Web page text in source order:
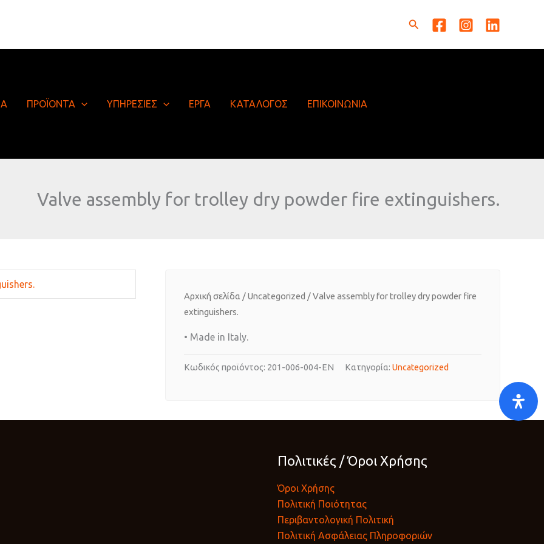
Αναζήτηση
ΠΡΟΪΟΝΤΑ ΥΠΗΡΕΣΙΕΣ ΕΡΓΑ ΚΑΤΑΛΟΓΟΣ ΕΠΙΚΟΙΝΩΝΙΑ
Valve assembly for trolley dry powder fire extinguishers.
Αρχική σελίδα /Uncategorized / Valve assembly for trolley dry powder fire
extinguishers.
• Made in Italy.
Κωδικός προϊόντος: 201-006-004-EN Κατηγορία: Uncategorized
Πολιτικές / Όροι Χρήσης
Όροι Χρήσης
Πολιτική Ποιότητας
Περιβαντολογική Πολιτική
Πολιτική Ασφάλειας Πληροφοριών